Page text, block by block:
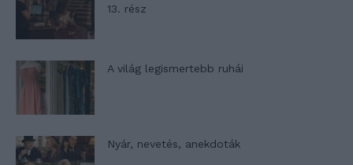
13. rész
A világ legismertebb ruhái
Nyár, nevetés, anekdoták